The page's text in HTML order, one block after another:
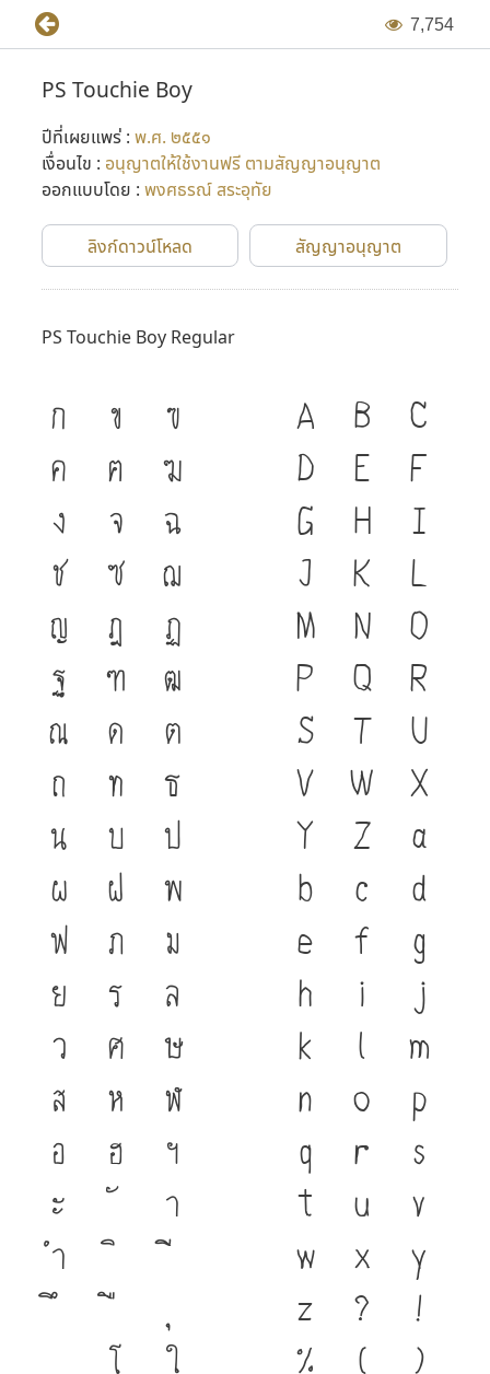
7,754
PS Touchie Boy
ปีที่เผยแพร่ : พ.ศ. ๒๕๕๑
เงื่อนไข : อนุญาตให้ใช้งานฟรี ตามสัญญาอนุญาต
ออกแบบโดย : พงศธรณ์ สระอุทัย
ลิงก์ดาวน์โหลด สัญญาอนุญาต
PS Touchie Boy Regular
ก ข
ฃ
ค
ฅ
ฆ
ง
จ
ฉ
ช
ซ
ฌ
ญ
ฎ
ฏ
ฐ
ฑ
ฒ
ณ
ด
ต
ถ
ท
ธ
น
บ
ป
ผ
ฝ
พ
ฟ
ภ
ม
ย
ร
ล
ว
ศ
ษ
ส
ห
ฬ
อ
ฮ
ฯ
ะ
า
ำ
A B
C
D
E
F
G
H
I
J
K
L
M
N
O
P
Q
R
S
T
U
V
W
X
Y
Z
a
b
c
d
e
f
g
h
i
j
k
l
m
n
o
p
q
r
s
t
u
v
w
x
y
z
?
!